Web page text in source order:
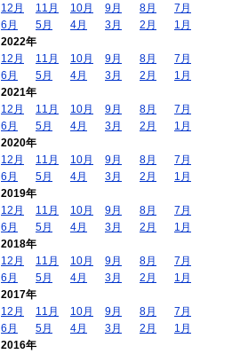
12月
11月 10月 9月 8月
7月
6月
5月 4月 3月 2月
1月
2022年
12月
11月 10月 9月 8月
7月
6月
5月 4月 3月 2月
1月
2021年
12月
11月 10月 9月 8月
7月
6月
5月 4月 3月 2月
1月
2020年
12月
11月 10月 9月 8月
7月
6月
5月 4月 3月 2月
1月
2019年
12月
11月 10月 9月 8月
7月
6月
5月 4月 3月 2月
1月
2018年
12月
11月 10月 9月 8月
7月
6月
5月 4月 3月 2月
1月
2017年
12月
11月 10月 9月 8月
7月
6月
5月 4月 3月 2月
1月
2016年